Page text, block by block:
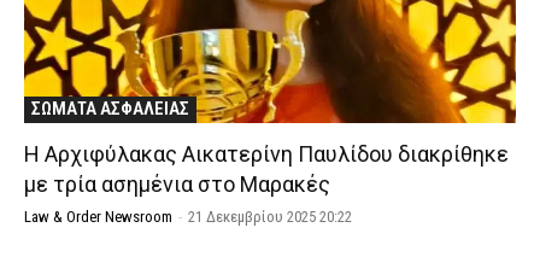
ΣΩΜΑΤΑ ΑΣΦΑΛΕΙΑΣ
H Αρχιφύλακας Αικατερίνη Παυλίδου διακρίθηκε
με τρία ασημένια στο Μαρακές
Law & Order Newsroom - 21 Δεκεμβρίου 2025 20:22